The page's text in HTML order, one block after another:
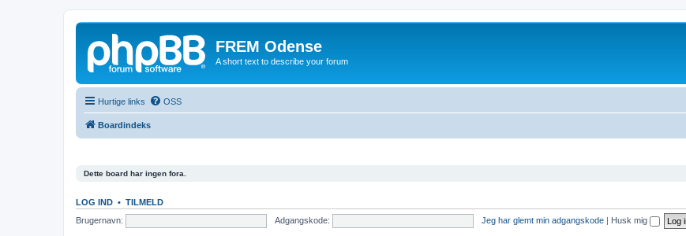
FREM Odense
A short text to describe your forum
Hurtige links OSS
Boardindeks
Dette board har ingen fora.
LOG IND • TILMELD
Brugernavn:
Adgangskode: Jeg har glemt min adgangskode | Husk mig